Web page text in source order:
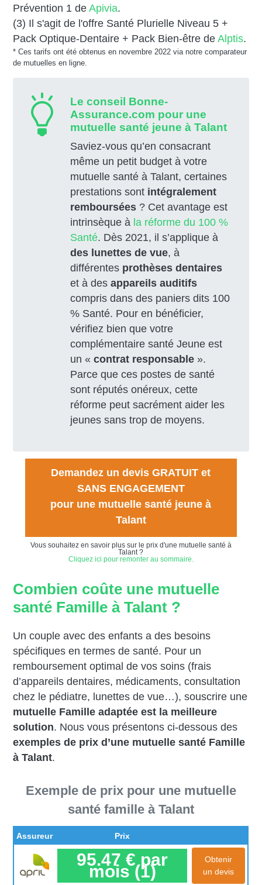
Prévention 1 deApivia.
(3) Il s'agit de l'offre Santé Plurielle Niveau 5 +
Pack Optique-Dentaire + Pack Bien-être deAlptis.
* Ces tarifs ont été obtenus en novembre 2022 via notre comparateur
de mutuelles en ligne.
Le conseil Bonne-
Assurance.com pour une
mutuelle santé jeune à Talant
Saviez-vous qu’en consacrant
même un petit budget à votre
mutuelle santé à Talant, certaines
prestations sont intégralement
remboursées ? Cet avantage est
intrinsèque à la réforme du 100 %
Santé. Dès 2021, il s’applique à
des lunettes de vue, à
différentes prothèses dentaires
et à desappareils auditifs
compris dans des paniers dits 100
% Santé. Pour en bénéficier,
vérifiez bien que votre
complémentaire santé Jeune est
un «contrat responsable ».
Parce que ces postes de santé
sont réputés onéreux, cette
réforme peut sacrément aider les
jeunes sans trop de moyens.
Demandez un devis GRATUIT et
SANS ENGAGEMENT
pour une mutuelle santé jeune à
Talant
Vous souhaitez en savoir plus sur le prix d'une mutuelle santé à
Talant ?
Cliquez ici pour remonter au sommaire.
Combien coûte une mutuelle
santé Famille à Talant ?
Un couple avec des enfants a des besoins
spécifiques en termes de santé. Pour un
remboursement optimal de vos soins (frais
d’appareils dentaires, médicaments, consultation
chez le pédiatre, lunettes de vue…), souscrire une
mutuelle Famille adaptée est la meilleure
solution. Nous vous présentons ci-dessous des
exemples de prix d’une mutuelle santé Famille
à Talant.
Exemple de prix pour une mutuelle
santé famille à Talant
Assureur Prix
95.47 € par
mois (1)
Obtenir
un devis